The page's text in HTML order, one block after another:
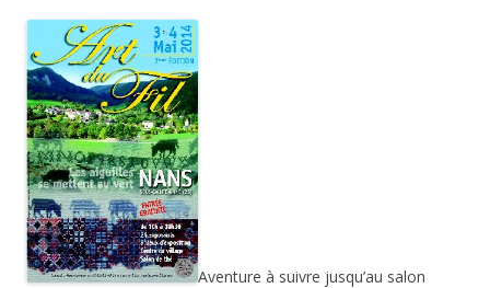
Aventure à suivre jusqu’au salon